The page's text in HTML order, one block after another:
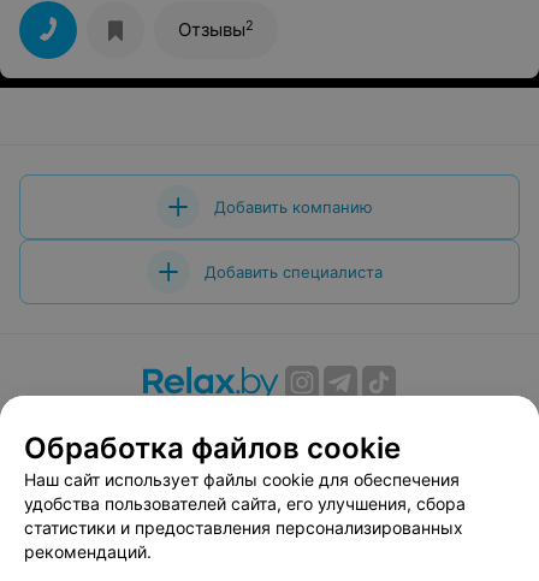
Отзывы2
Добавить компанию
Добавить специалиста
Вакансии
Публичный договор
Способы оплаты
Публичный договор по использованию сервиса
«Афиша»
Пользовательское соглашение
Обработка файлов cookie
Наш сайт использует файлы cookie для обеспечения
удобства пользователей сайта, его улучшения, сбора
статистики и предоставления персонализированных
рекомендаций.